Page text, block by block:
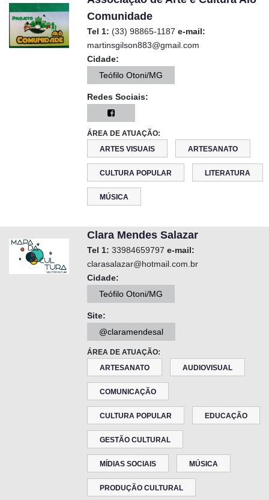
Comunidade
Tel 1: (33) 98865-1187 e-mail:
martinsgilson883@gmail.com
Cidade:
Teófilo Otoni/MG
Redes Sociais:
ÁREA DE ATUAÇÃO:
ARTES VISUAIS
ARTESANATO
CULTURA POPULAR LITERATURA
MÚSICA
Clara Mendes Salazar
Tel 1: 33984659797 e-mail:
clarasalazar@hotmail.com.br
Cidade:
Teófilo Otoni/MG
Site:
@claramendesal
ÁREA DE ATUAÇÃO:
ARTESANATO
AUDIOVISUAL
COMUNICAÇÃO
CULTURA POPULAR EDUCAÇÃO
GESTÃO CULTURAL
MÍDIAS SOCIAIS MÚSICA
PRODUÇÃO CULTURAL